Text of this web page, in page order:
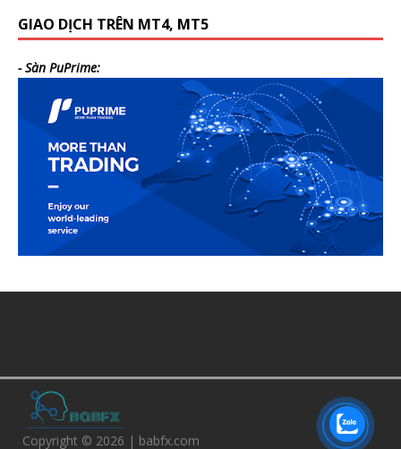
GIAO DỊCH TRÊN MT4, MT5
- Sàn PuPrime:
Copyright © 2026 | babfx.com